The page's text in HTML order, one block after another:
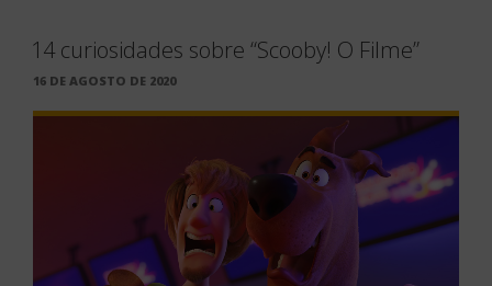
14 curiosidades sobre “Scooby! O Filme”
PUBLICADO
16 DE AGOSTO DE 2020